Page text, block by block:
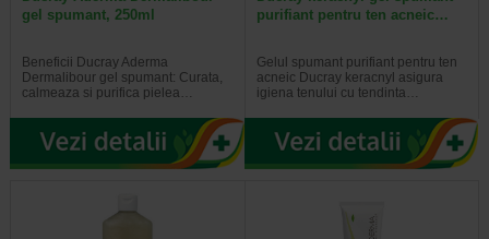
gel spumant, 250ml
Beneficii Ducray Aderma
Dermalibour gel spumant: Curata,
calmeaza si purifica pielea…
purifiant pentru ten acneic…
Gelul spumant purifiant pentru ten
acneic Ducray keracnyl asigura
igiena tenului cu tendinta…